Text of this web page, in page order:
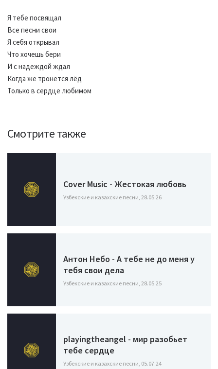
Я тебе посвящал
Все песни свои
Я себя открывал
Что хочешь бери
И с надеждой ждал
Когда же тронется лёд
Только в сердце любимом
Смотрите также
Cover Music - Жестокая любовь
Узбекские и казахские песни, 28.05.26
Антон Небо - А тебе не до меня у
тебя свои дела
Узбекские и казахские песни, 28.05.25
playingtheangel - мир разобьет
тебе сердце
Узбекские и казахские песни, 05.07.24